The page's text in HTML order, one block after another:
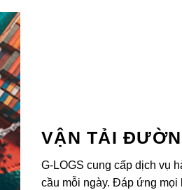
VẬN TẢI
G-LOGS cung cấp dịch vụ
cầu mỗi ngày. Đáp ứng mọi